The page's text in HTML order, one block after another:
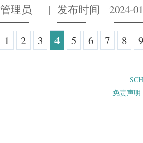
管理员 | 发布时间 2024-
1 2 3 4 5 6 7 8 9
免责声明